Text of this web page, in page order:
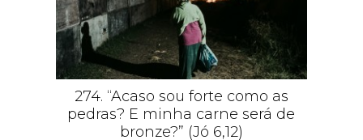
274. “Acaso sou forte como as
pedras? E minha carne será de
bronze?” (Jó 6,12)